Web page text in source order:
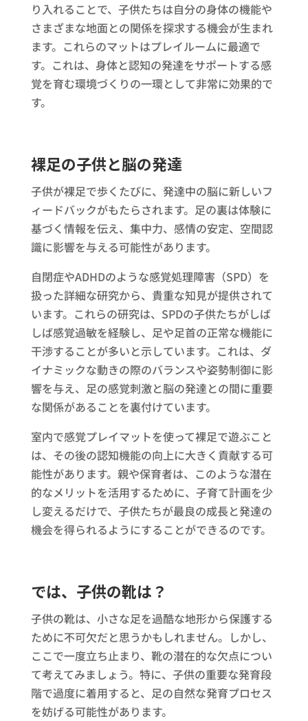
り入れることで、子供たちは自分の身体の機能や
さまざまな地面との関係を探求する機会が生まれ
ます。これらのマットはプレイルームに最適で
す。これは、身体と認知の発達をサポートする感
覚を育む環境づくりの一環として非常に効果的で
す。
裸足の子供と脳の発達
子供が裸足で歩くたびに、発達中の脳に新しいフ
ィードバックがもたらされます。足の裏は体験に
基づく情報を伝え、集中力、感情の安定、空間認
識に影響を与える可能性があります。
自閉症やADHDのような感覚処理障害（SPD）を
扱った詳細な研究から、貴重な知見が提供されて
います。これらの研究は、SPDの子供たちがしば
しば感覚過敏を経験し、足や足首の正常な機能に
干渉することが多いと示しています。これは、ダ
イナミックな動きの際のバランスや姿勢制御に影
響を与え、足の感覚刺激と脳の発達との間に重要
な関係があることを裏付けています。
室内で感覚プレイマットを使って裸足で遊ぶこと
は、その後の認知機能の向上に大きく貢献する可
能性があります。親や保育者は、このような潜在
的なメリットを活用するために、子育て計画を少
し変えるだけで、子供たちが最良の成長と発達の
機会を得られるようにすることができるのです。
では、子供の靴は？
子供の靴は、小さな足を過酷な地形から保護する
ために不可欠だと思うかもしれません。しかし、
ここで一度立ち止まり、靴の潜在的な欠点につい
て考えてみましょう。特に、子供の重要な発育段
階で過度に着用すると、足の自然な発育プロセス
を妨げる可能性があります。